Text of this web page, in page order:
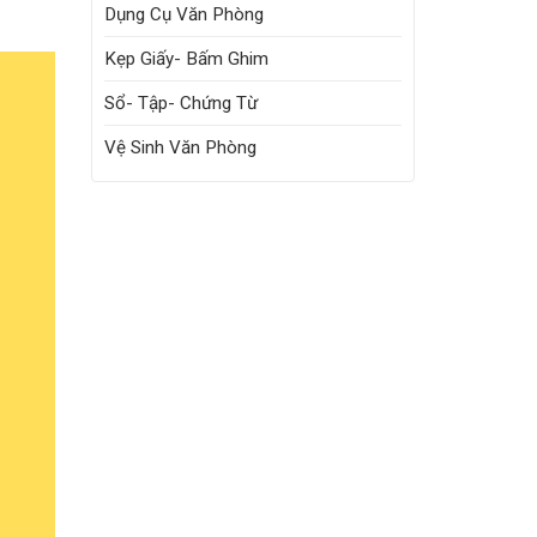
Dụng Cụ Văn Phòng
Kẹp Giấy- Bấm Ghim
Sổ- Tập- Chứng Từ
Vệ Sinh Văn Phòng